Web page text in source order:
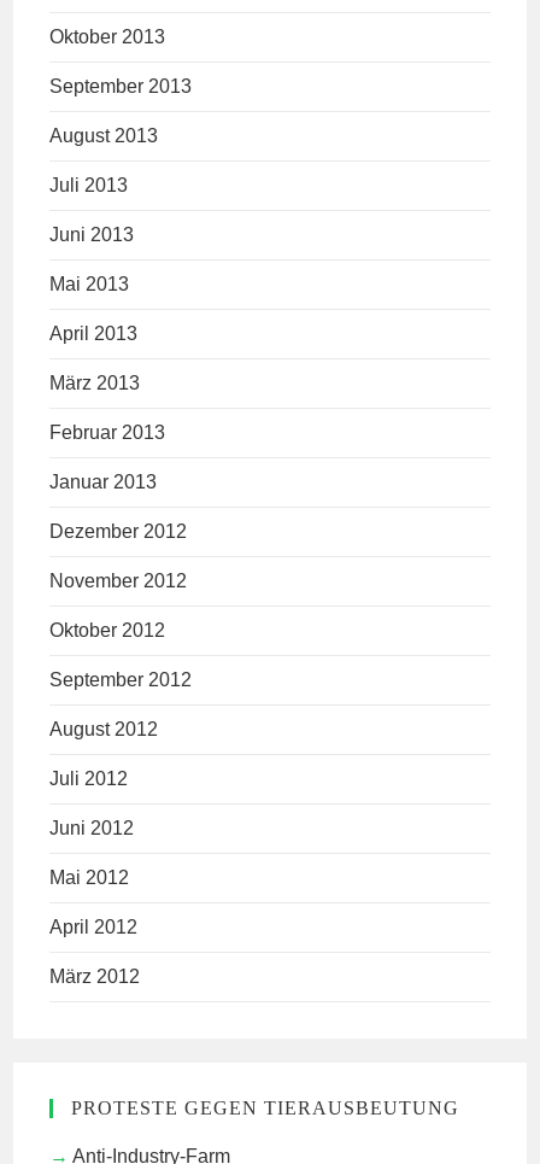
Oktober 2013
September 2013
August 2013
Juli 2013
Juni 2013
Mai 2013
April 2013
März 2013
Februar 2013
Januar 2013
Dezember 2012
November 2012
Oktober 2012
September 2012
August 2012
Juli 2012
Juni 2012
Mai 2012
April 2012
März 2012
PROTESTE GEGEN TIERAUSBEUTUNG
Anti-Industry-Farm